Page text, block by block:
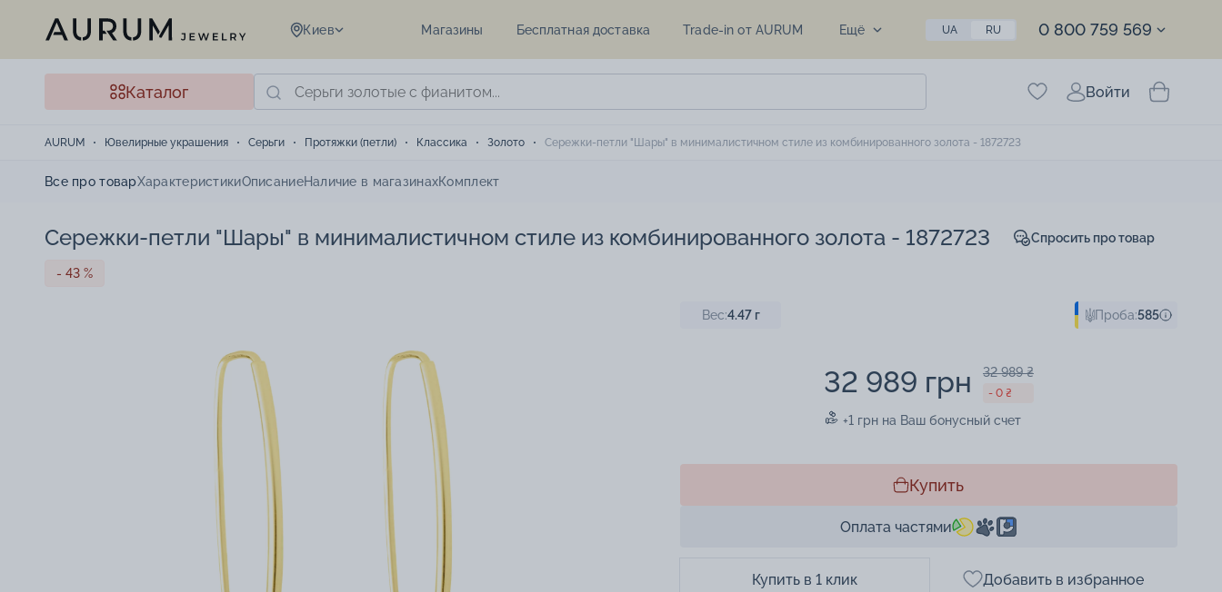
Киев Магазины Бесплатная доставка Trade-in от AURUM Ещё UA RU 0 800 759 569
Каталог Войти
AURUM Ювелирные украшения Серьги Протяжки (петли) Классика Золото Сережки-петли "Шары" в минималистичном стиле из комбинированного золота - 1872723
Все про товарХарактеристикиОписаниеНаличие в магазинахКомплект
Сережки-петли "Шары" в минималистичном стиле из комбинированного золота - 1872723
- 43 %
Спросить про товар
Вес:4.47г Проба:585
32 989 грн 32 989 ₴
- 0 ₴
+1 грн на Ваш бонусный счет
Купить
Оплата частями
Купить в 1 клик Добавить в избранное